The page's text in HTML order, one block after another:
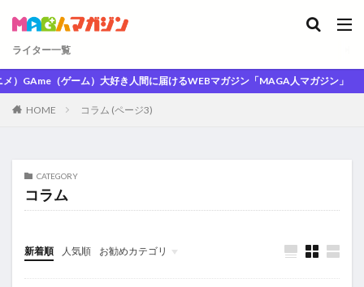
ライター一覧
（ゲーム）大好き人間に届けるWEBマガジン「MAGA人マガジン」
HOME コラム (ページ3)
CATEGORY
コラム
新着順 人気順 お勧めカテゴリ
未分類